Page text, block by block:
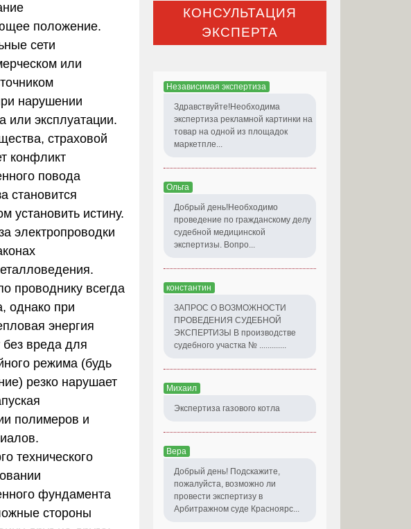
положение.
сети
или
нарушении
или эксплуатации.
страховой
конфликт
повода
становится
установить истину.
электропроводки
проводнику всегда
однако при
энергия
вреда для
режима (будь
резко нарушает
полимеров и
технического
фундамента
стороны
КОНСУЛЬТАЦИЯ
ЭКСПЕРТА
Независимая экспертиза
Здравствуйте!Необходима
экспертиза рекламной картинки на
товар на одной из площадок
маркетпле...
Ольга
Добрый день!Необходимо
проведение по гражданскому делу
судебной медицинской
экспертизы. Вопро...
константин
ЗАПРОС О ВОЗМОЖНОСТИ
ПРОВЕДЕНИЯ СУДЕБНОЙ
ЭКСПЕРТИЗЫ В производстве
судебного участка № .............
Михаил
Экспертиза газового котла
Вера
Добрый день! Подскажите,
пожалуйста, возможно ли
провести экспертизу в
Арбитражном суде Красноярс...